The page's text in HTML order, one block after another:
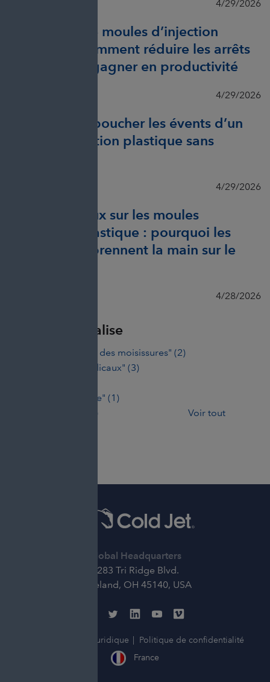
4/29/2026
Nettoyage de moules d’injection
plastique : comment réduire les arrêts
de presse et gagner en productivité
4/29/2026
Comment déboucher les évents d’un
moule d’injection plastique sans
4/29/2026
Dépôts gazeux sur les moules
d’injection plastique : pourquoi les
industriels reprennent la main sur le
4/28/2026
Articles par balise
"assainissement des moisissures" (2)
"Dispositifs médicaux" (3)
"fusion-soufflage" (1)
(1) Voir tout
Global Headquarters
6283 Tri Ridge Blvd.
Loveland, OH 45140, USA
Juridique
Politique de confidentialité
France